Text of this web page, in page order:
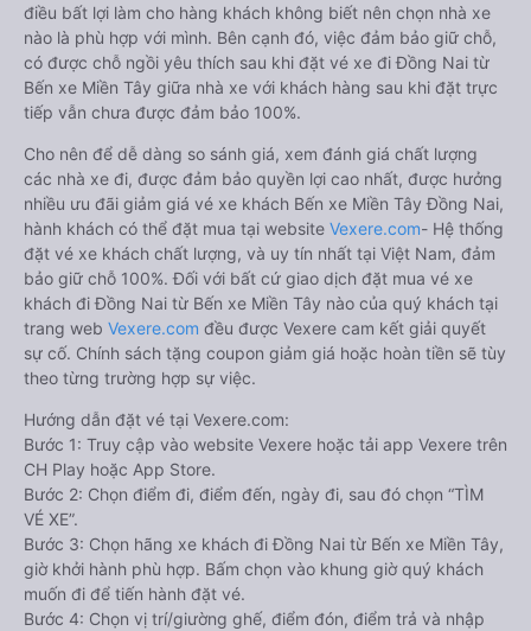
điều bất lợi làm cho hàng khách không biết nên chọn nhà xe
nào là phù hợp với mình. Bên cạnh đó, việc đảm bảo giữ chỗ,
có được chỗ ngồi yêu thích sau khi đặt vé xe đi Đồng Nai từ
Bến xe Miền Tây giữa nhà xe với khách hàng sau khi đặt trực
tiếp vẫn chưa được đảm bảo 100%.
Cho nên để dễ dàng so sánh giá, xem đánh giá chất lượng
các nhà xe đi, được đảm bảo quyền lợi cao nhất, được hưởng
nhiều ưu đãi giảm giá vé xe khách Bến xe Miền Tây Đồng Nai,
hành khách có thể đặt mua tại website Vexere.com- Hệ thống
đặt vé xe khách chất lượng, và uy tín nhất tại Việt Nam, đảm
bảo giữ chỗ 100%. Đối với bất cứ giao dịch đặt mua vé xe
khách đi Đồng Nai từ Bến xe Miền Tây nào của quý khách tại
trang web Vexere.com đều được Vexere cam kết giải quyết
sự cố. Chính sách tặng coupon giảm giá hoặc hoàn tiền sẽ tùy
theo từng trường hợp sự việc.
Hướng dẫn đặt vé tại Vexere.com:
Bước 1: Truy cập vào website Vexere hoặc tải app Vexere trên
CH Play hoặc App Store.
Bước 2: Chọn điểm đi, điểm đến, ngày đi, sau đó chọn “TÌM
VÉ XE”.
Bước 3: Chọn hãng xe khách đi Đồng Nai từ Bến xe Miền Tây,
giờ khởi hành phù hợp. Bấm chọn vào khung giờ quý khách
muốn đi để tiến hành đặt vé.
Bước 4: Chọn vị trí/giường ghế, điểm đón, điểm trả và nhập